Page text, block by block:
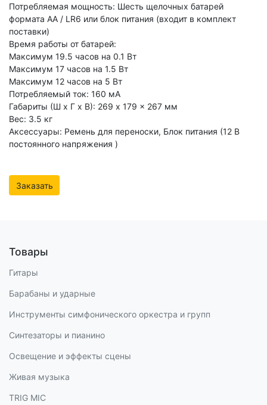
Потребляемая мощность: Шесть щелочных батарей
формата AA / LR6 или блок питания (входит в комплект
поставки)
Время работы от батарей:
Максимум 19.5 часов на 0.1 Вт
Максимум 17 часов на 1.5 Вт
Максимум 12 часов на 5 Вт
Потребляемый ток: 160 мА
Габариты (Ш x Г x В): 269 x 179 x 267 мм
Вес: 3.5 кг
Аксессуары: Ремень для переноски, Блок питания (12 В
постоянного напряжения )
Заказать
Товары
Гитары
Барабаны и ударные
Инструменты симфонического оркестра и групп
Синтезаторы и пианино
Освещение и эффекты сцены
Живая музыка
TRIG MIC